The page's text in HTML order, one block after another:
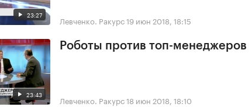
23:27 Левченко. Ракурс19 июн 2018, 18:15
23:43
Роботы против топ-менеджеров
Левченко. Ракурс18 июн 2018, 18:10